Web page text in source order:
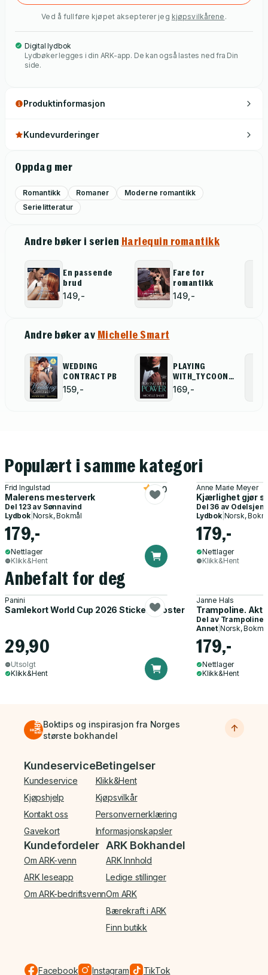
Ved å fullføre kjøpet aksepterer jeg kjøpsvilkårene .
Digital lydbok
Lydbøker legges i din ARK-app. De kan også lastes ned fra Din
side.
Produktinformasjon
Kundevurderinger
Oppdag mer
Romantikk Romaner
Moderne romantikk
Serielitteratur
Andre bøker i serien Harlequin romantikk
En passende
brud
149,-
Fare for
romantikk
149,-
Andre bøker av Michelle Smart
WEDDING
CONTRACT PB
159,-
PLAYING
WITH_TYCOONS
AFFAI5 PB
169,-
Populært i samme kategori
Frid Ingulstad
Malerens mesterverk
5.0
Del 123 av Sønnavind
Lydbok| Norsk, Bokmål
179,-
Nettlager
Klikk&Hent
Anne Marie Meyer
Kjærlighet gjør
Del 36 av
Lydbok| Norsk,
179,-
Nettlager
Klikk&Hent
Anbefalt for deg
Panini
Samlekort World Cup 2026 Sticker Booster
29,90
Utsolgt
Klikk&Hent
Janne Hals
Trampoline.
Del av Trampoline
Annet| Norsk,
179,-
Nettlager
Klikk&Hent
Boktips og inspirasjon fra Norges
største bokhandel
Bunnmeny
Kundeservice
Kundeservice
Kjøpshjelp
Kontakt oss
Gavekort
Betingelser
Klikk&Hent
Kjøpsvilkår
Personvernerklæring
Informasjonskapsler
Kundefordeler
Om ARK-venn
ARK leseapp
Om ARK-bedriftsvenn
ARK Bokhandel
ARK Innhold
Ledige stillinger
Om ARK
Bærekraft i ARK
Finn butikk
Facebook Instagram TikTok